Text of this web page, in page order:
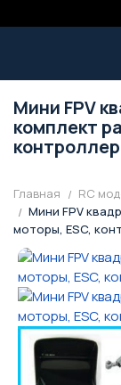
Мини FPV
комплект
Главная RC
Мини FPV
моторы, ESC,